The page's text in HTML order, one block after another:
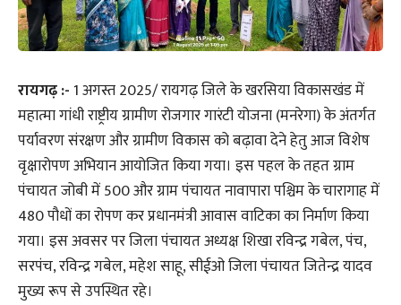
रायगढ़ :-1 अगस्त 2025/ रायगढ़ जिले के खरसिया विकासखंड में
महात्मा गांधी राष्ट्रीय ग्रामीण रोजगार गारंटी योजना (मनरेगा) के अंतर्गत
पर्यावरण संरक्षण और ग्रामीण विकास को बढ़ावा देने हेतु आज विशेष
वृक्षारोपण अभियान आयोजित किया गया। इस पहल के तहत ग्राम
पंचायत जोबी में 500 और ग्राम पंचायत नावापारा पश्चिम के चारागाह में
480 पौधों का रोपण कर प्रधानमंत्री आवास वाटिका का निर्माण किया
गया। इस अवसर पर जिला पंचायत अध्यक्ष शिखा रविन्द्र गबेल, पंच,
सरपंच, रविन्द्र गबेल, महेश साहू, सीईओ जिला पंचायत जितेन्द्र यादव
मुख्य रूप से उपस्थित रहे।